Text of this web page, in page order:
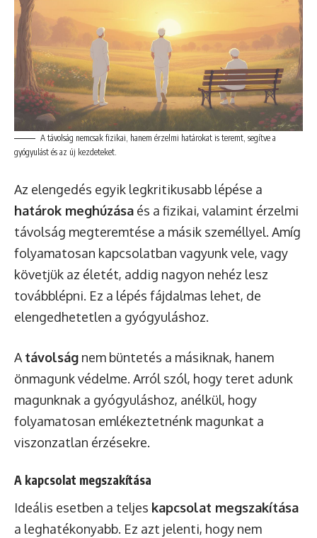
A távolság nemcsak fizikai, hanem érzelmi határokat is teremt, segítve a
gyógyulást és az új kezdeteket.
Az elengedés egyik legkritikusabb lépése a
határok meghúzása és a fizikai, valamint érzelmi
távolság megteremtése a másik személlyel. Amíg
folyamatosan kapcsolatban vagyunk vele, vagy
követjük az életét, addig nagyon nehéz lesz
továbblépni. Ez a lépés fájdalmas lehet, de
elengedhetetlen a gyógyuláshoz.
A távolság nem büntetés a másiknak, hanem
önmagunk védelme. Arról szól, hogy teret adunk
magunknak a gyógyuláshoz, anélkül, hogy
folyamatosan emlékeztetnénk magunkat a
viszonzatlan érzésekre.
A kapcsolat megszakítása
Ideális esetben a teljes kapcsolat megszakítása
a leghatékonyabb. Ez azt jelenti, hogy nem